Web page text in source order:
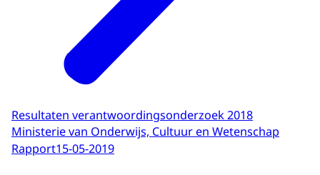
Resultaten verantwoordingsonderzoek 2018
Ministerie van Onderwijs, Cultuur en Wetenschap
Rapport15-05-2019